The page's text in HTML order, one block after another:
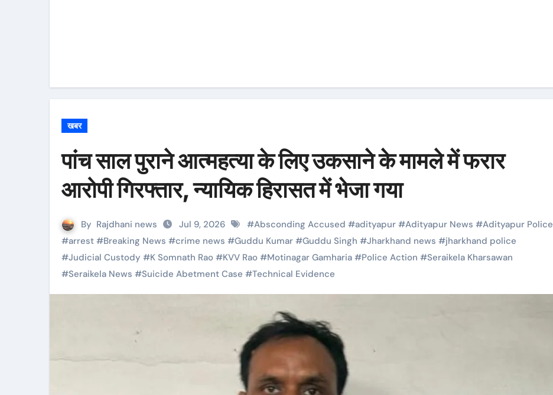
खबर
पांच साल पुराने आत्महत्या के लिए उकसाने के मामले में फरार
आरोपी गिरफ्तार, न्यायिक हिरासत में भेजा गया
By Rajdhani news Jul 9, 2026 #Absconding Accused #adityapur #Adityapur News #Adityapur Police
#arrest #Breaking News #crime news #Guddu Kumar #Guddu Singh #Jharkhand news #jharkhand police
#Judicial Custody #K Somnath Rao #KVV Rao #Motinagar Gamharia #Police Action #Seraikela Kharsawan
#Seraikela News #Suicide Abetment Case #Technical Evidence